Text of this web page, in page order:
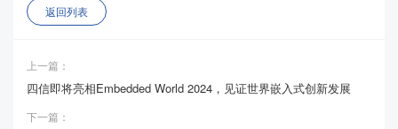
返回列表
上一篇：
四信即将亮相Embedded World 2024，见证世界嵌入式创新发展
下一篇：